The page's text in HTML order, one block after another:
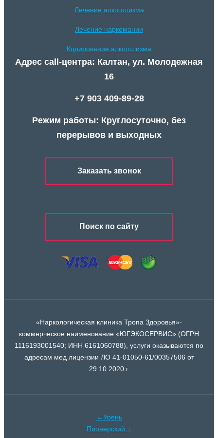
Лечение алкоголизма
Лечение наркомании
Кодирование алкоголизма
Адрес call-центра: Калтан, ул. Молодежная
16
+7 903 409-89-28
Режим работы: Круглосуточно, без
перерывов и выходных
Заказать звонок
Поиск по сайту
«Наркологическая клиника Тропа Здоровья»-
коммерческое наименование «ЮГЭКОСЕРВИС» (ОГРН
1116193001540; ИНН 6161060788), услуги оказываются по
адресам мед лицензии ЛО 41-01050-61/00357506 от
29.10.2020 г.
←Урень
Пионерский→